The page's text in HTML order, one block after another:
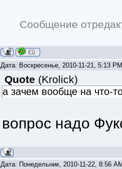
Сообщение
Дата: Воскресенье, 2010-11-21, 5:13
Quote (Krolick)
а зачем вообще на что-
вопрос надо
Дата: Понедельник, 2010-11-22, 8:56